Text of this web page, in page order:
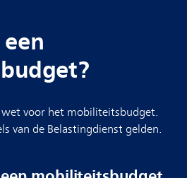
wet voor het mobiliteitsbudget.
van de Belastingdienst gelden.